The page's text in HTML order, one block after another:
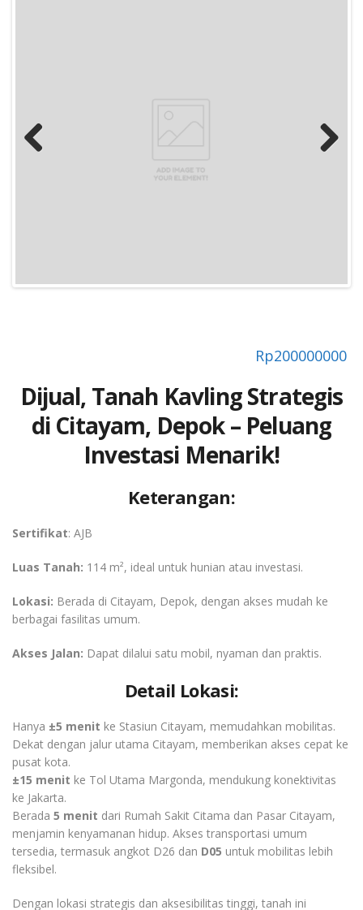
Rp200000000
Dijual, Tanah Kavling Strategis
di Citayam, Depok – Peluang
Investasi Menarik!
Keterangan:
Sertifikat: AJB
Luas Tanah: 114 m², ideal untuk hunian atau investasi.
Lokasi: Berada di Citayam, Depok, dengan akses mudah ke
berbagai fasilitas umum.
Akses Jalan: Dapat dilalui satu mobil, nyaman dan praktis.
Detail Lokasi:
Hanya ±5 menit ke Stasiun Citayam, memudahkan mobilitas.
Dekat dengan jalur utama Citayam, memberikan akses cepat ke
pusat kota.
±15 menit ke Tol Utama Margonda, mendukung konektivitas
ke Jakarta.
Berada 5 menit dari Rumah Sakit Citama dan Pasar Citayam,
menjamin kenyamanan hidup. Akses transportasi umum
tersedia, termasuk angkot D26 dan D05 untuk mobilitas lebih
fleksibel.
Dengan lokasi strategis dan aksesibilitas tinggi, tanah ini